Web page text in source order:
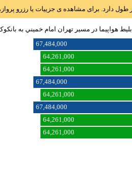
طول دارد. برای مشاهده ی جزییات یا رزرو
هواپیما در مسیر تهران امام خميني به
67,484,000
64,261,000
64,261,000
67,484,000
64,261,000
67,484,000
64,261,000
64,261,000